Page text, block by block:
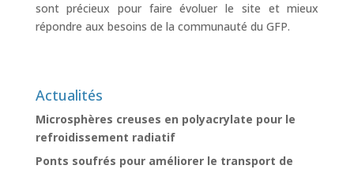
sont précieux pour faire évoluer le site et mieux
répondre aux besoins de la communauté du GFP.
Actualités
Microsphères creuses en polyacrylate pour le
refroidissement radiatif
Ponts soufrés pour améliorer le transport de